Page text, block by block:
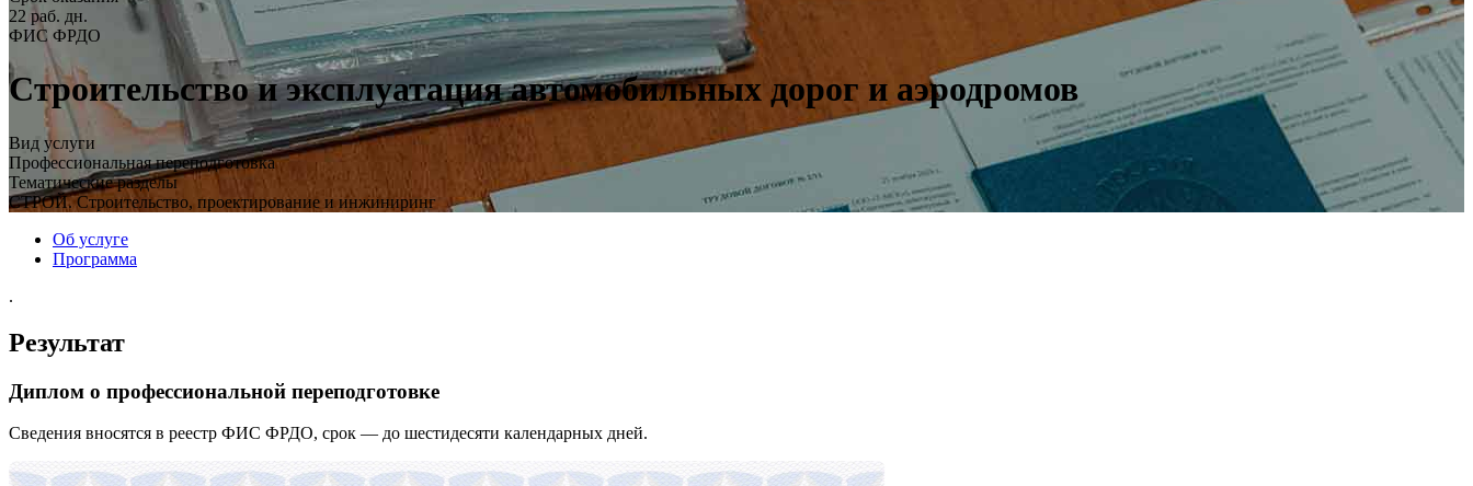
22 раб. дн.
ФИС ФРДО
Строительство и эксплуатация автомобильных дорог и аэродромов
Вид услуги
Профессиональная переподготовка
Тематические разделы
СТРОЙ. Строительство, проектирование и инжиниринг
Об услуге
Программа
.
Результат
Диплом о профессиональной переподготовке
Сведения вносятся в реестр ФИС ФРДО, срок — до шестидесяти календарных дней.